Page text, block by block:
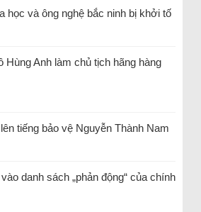
học và ông nghệ bắc ninh bị khởi tố
Hùng Anh làm chủ tịch hãng hàng
tiếng bảo vệ Nguyễn Thành Nam
danh sách „phản động“ của chính